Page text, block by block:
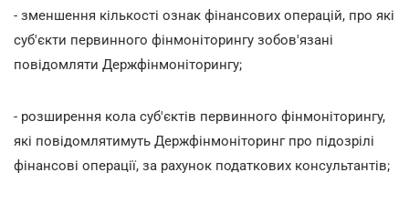
- зменшення кількості ознак фінансових операцій, про які
суб'єкти первинного фінмоніторингу зобов'язані
повідомляти Держфінмоніторингу;
- розширення кола суб'єктів первинного фінмоніторингу,
які повідомлятимуть Держфінмоніторинг про підозрілі
фінансові операції, за рахунок податкових консультантів;